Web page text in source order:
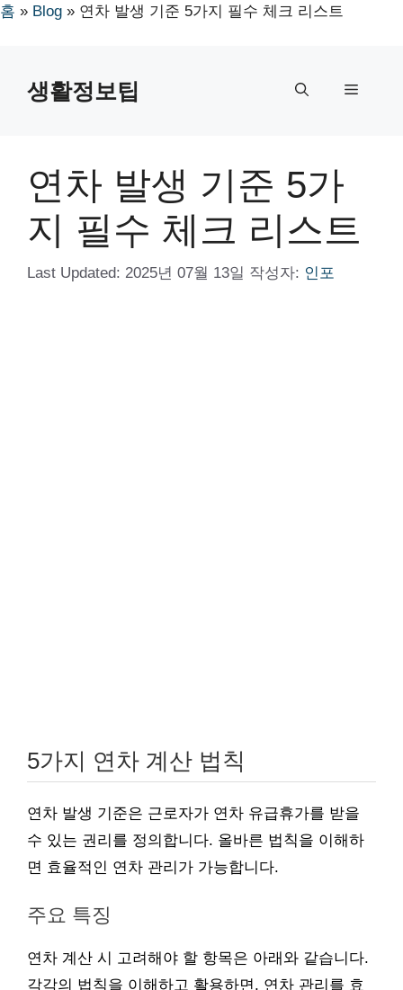
홈 » Blog » 연차 발생 기준 5가지 필수 체크 리스트
생활정보팁 메
연차 발생 기준 5가
지 필수 체크 리스트
Last Updated: 2025년 07월 13일 작성자: 인포
5가지 연차 계산 법칙
연차 발생 기준은 근로자가 연차 유급휴가를 받을
수 있는 권리를 정의합니다. 올바른 법칙을 이해하
면 효율적인 연차 관리가 가능합니다.
주요 특징
연차 계산 시 고려해야 할 항목은 아래와 같습니다.
각각의 법칙을 이해하고 활용하면, 연차 관리를 효